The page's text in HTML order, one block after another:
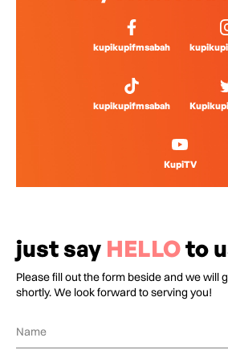
kupikupifmsabah
kupikupifmsabah
KupiTV
just say HELLOto
Please fill out the form beside and we will
shortly. We look forward to serving you!